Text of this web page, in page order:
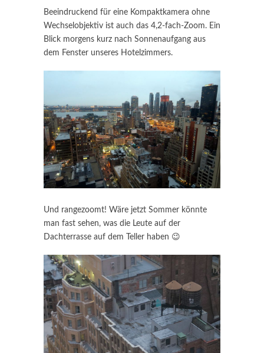
Beeindruckend für eine Kompaktkamera ohne
Wechselobjektiv ist auch das 4,2-fach-Zoom. Ein
Blick morgens kurz nach Sonnenaufgang aus
dem Fenster unseres Hotelzimmers.
Und rangezoomt! Wäre jetzt Sommer könnte
man fast sehen, was die Leute auf der
Dachterrasse auf dem Teller haben 😉